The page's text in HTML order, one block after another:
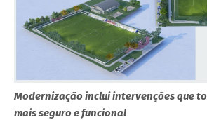
Modernização inclui intervenções que
mais seguro e funcional